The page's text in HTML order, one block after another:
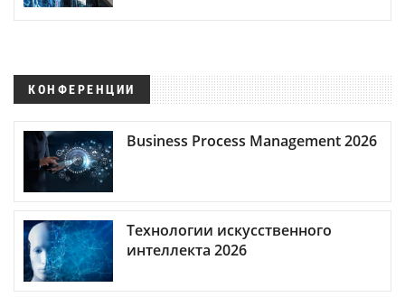
КОНФЕРЕНЦИИ
Business Process Management 2026
Технологии искусственного
интеллекта 2026